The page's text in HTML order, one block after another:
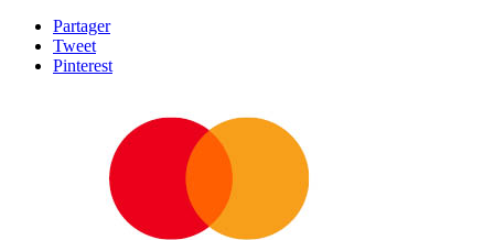
Partager
Tweet
Pinterest